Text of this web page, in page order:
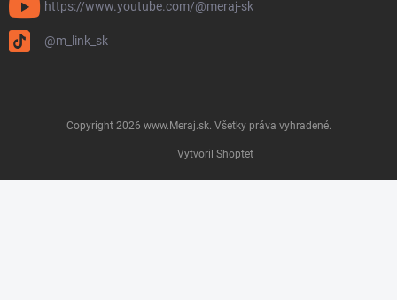
https://www.youtube.com/@meraj-sk
@m_link_sk
Vytvoril Shoptet
Copyright 2026 www.Meraj.sk. Všetky práva vyhradené.